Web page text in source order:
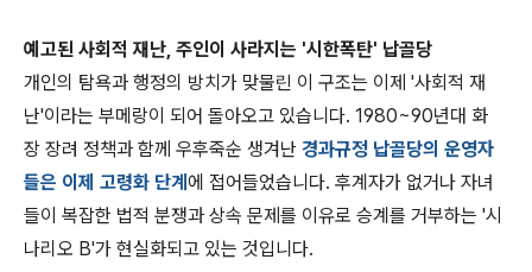
예고된 사회적 재난, 주인이 사라지는 '시한폭탄' 납골당
개인의 탐욕과 행정의 방치가 맞물린 이 구조는 이제 '사회적 재
난'이라는 부메랑이 되어 돌아오고 있습니다. 1980~90년대 화
장 장려 정책과 함께 우후죽순 생겨난 경과규정 납골당의 운영자
들은 이제 고령화 단계 에 접어들었습니다. 후계자가 없거나 자녀
들이 복잡한 법적 분쟁과 상속 문제를 이유로 승계를 거부하는 '시
나리오 B'가 현실화되고 있는 것입니다.